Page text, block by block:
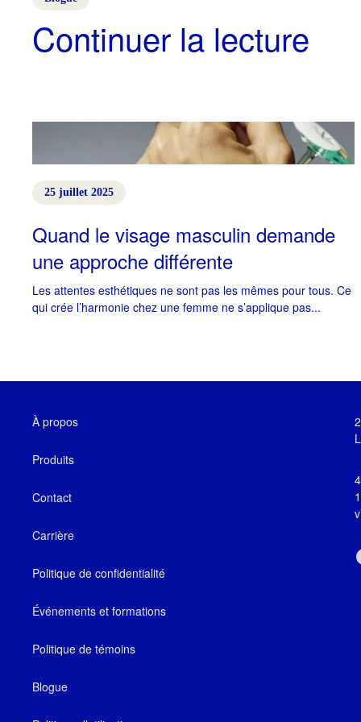
Continuer la lecture
25 juillet 2025
Quand le visage masculin demande
une approche différente
Les attentes esthétiques ne sont pas les mêmes pour tous. Ce
qui crée l’harmonie chez une femme ne s’applique pas...
À propos
Produits
Contact
Carrière
Politique de confidentialité
Événements et formations
Politique de témoins
Blogue